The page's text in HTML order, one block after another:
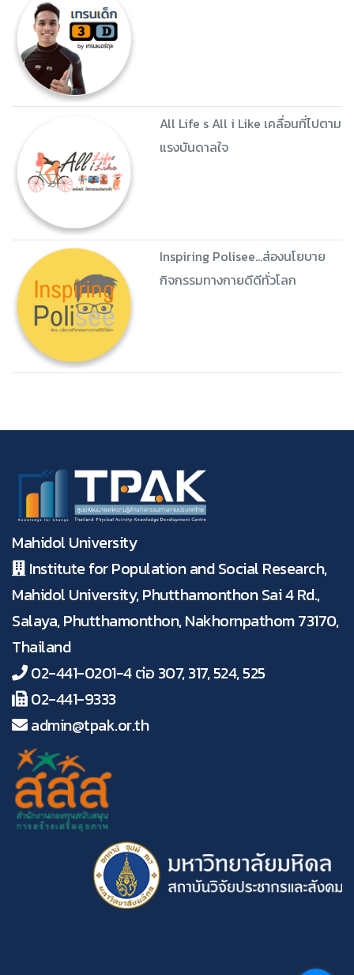
All Life s All i Like เคลื่อนที่ไปตาม
แรงบันดาลใจ
Inspiring Polisee...ส่องนโยบาย
กิจกรรมทางกายดีดีทั่วโลก
Mahidol University
Institute for Population and Social Research,
Mahidol University, Phutthamonthon Sai 4 Rd.,
Salaya, Phutthamonthon, Nakhornpathom 73170,
Thailand
02-441-0201-4 ต่อ 307, 317, 524, 525
02-441-9333
admin@tpak.or.th